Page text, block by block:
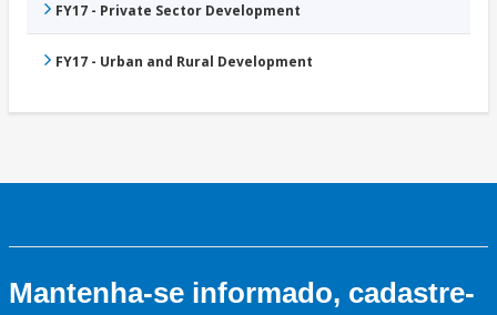
FY17 - Private Sector Development
FY17 - Urban and Rural Development
Mantenha-se informado, cadastre-